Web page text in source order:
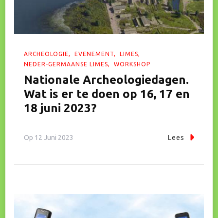
ARCHEOLOGIE EVENEMENT
LIMES
NEDER-GERMAANSE LIMES
WORKSHOP
Nationale Archeologiedagen.
Wat is er te doen op 16, 17 en
18 juni 2023?
Op 12 Juni 2023 Lees